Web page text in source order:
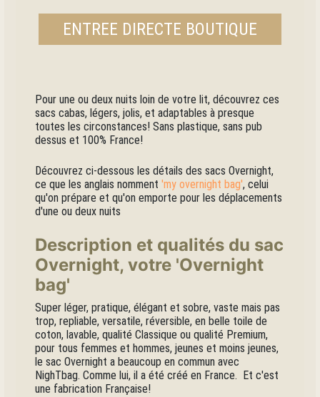
ENTREE DIRECTE BOUTIQUE
Pour une ou deux nuits loin de votre lit, découvrez ces
sacs cabas, légers, jolis, et adaptables à presque
toutes les circonstances!Sans plastique, sans pub
dessus et 100% France!
Découvrez ci-dessous les détails des sacs Overnight,
ce que les anglais nomment 'my overnight bag', celui
qu'on prépare et qu'on emporte pour les déplacements
d'une ou deux nuits
Description et qualités du sac
Overnight, votre 'Overnight
bag'
Super léger, pratique, élégant et sobre, vaste mais pas
trop, repliable, versatile, réversible, en belle toile de
coton, lavable, qualité Classique ou qualité Premium,
pour tous femmes et hommes, jeunes et moins jeunes,
le sac Overnight a beaucoup en commun avec
NighTbag. Comme lui, il a été créé en France. Et c'est
une fabrication Française!